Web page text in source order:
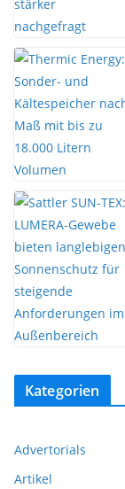
Kategorien
Advertorials
Artikel